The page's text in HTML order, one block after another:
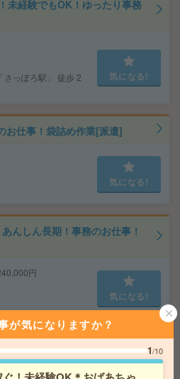
未経験でもOK！ゆったり事務
さっぽろ駅」 徒歩 2
気になる!
お仕事！袋詰め作業[派遣]
気になる!
んしん長期！事務のお仕事！
円
気になる!
全在宅！大手×面接日程調整
が気になりますか？
1/10